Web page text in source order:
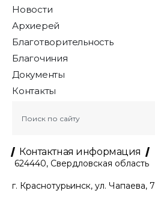
Новости
Архиерей
Благотворительность
Благочиния
Документы
Контакты
Контактная информация
624440, Свердловская область
г. Краснотурьинск, ул. Чапаева, 7